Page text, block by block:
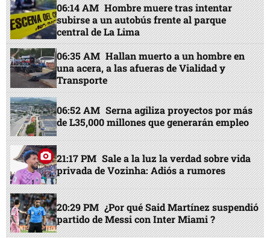
06:14 AM Hombre muere tras intentar
subirse a un autobús frente al parque
central de La Lima
06:35 AM Hallan muerto a un hombre en
una acera, a las afueras de Vialidad y
Transporte
06:52 AM Serna agiliza proyectos por más
de L35,000 millones que generarán empleo
21:17 PM Sale a la luz la verdad sobre vida
privada de Vozinha: Adiós a rumores
20:29 PM ¿Por qué Said Martínez suspendió
partido de Messi con Inter Miami ?